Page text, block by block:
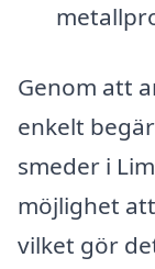
Genom att
enkelt
smeder i
möjlighet
vilket gör